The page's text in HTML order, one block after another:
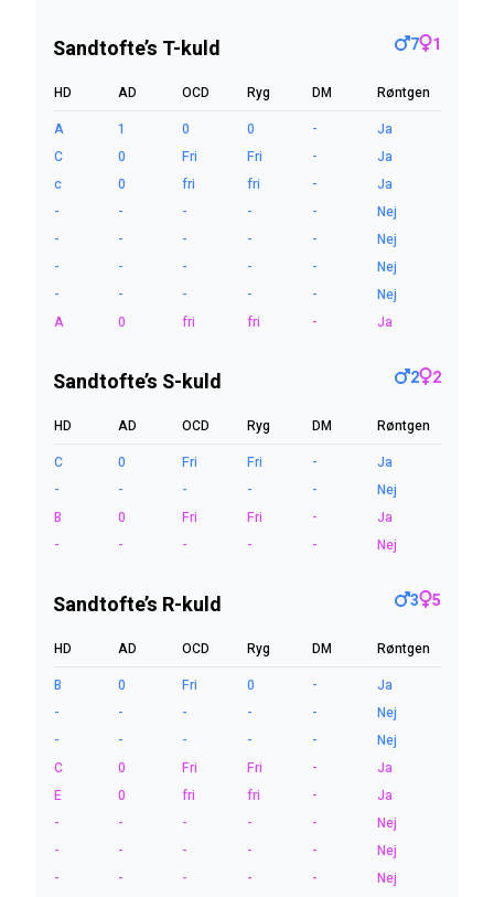
Sandtofte’s T-kuld 7 1
HD AD OCD Ryg DM
Røntgen
A
1 0 0 -
Ja
C
0 Fri Fri -
Ja
c
0 fri fri -
Ja
-
- - - -
Nej
-
- - - -
Nej
-
- - - -
Nej
-
- - - -
Nej
A
0 fri fri - Ja
Sandtofte’s S-kuld 2 2
HD AD OCD Ryg DM
Røntgen
C
0 Fri Fri -
Ja
-
- - - -
Nej
B
0 Fri Fri -
Ja
-
- - - - Nej
Sandtofte’s R-kuld 3 5
HD AD OCD Ryg DM
Røntgen
B
0 Fri 0 -
Ja
-
- - - -
Nej
-
- - - -
Nej
C
0 Fri Fri -
Ja
E
0 fri fri -
Ja
-
- - - -
Nej
-
- - - -
Nej
-
- - - - Nej